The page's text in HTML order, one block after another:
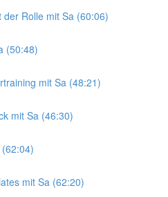
der Rolle mit Sa (60:06)
(50:48)
mit Sa (48:21)
mit Sa (46:30)
mit Sa (62:20)